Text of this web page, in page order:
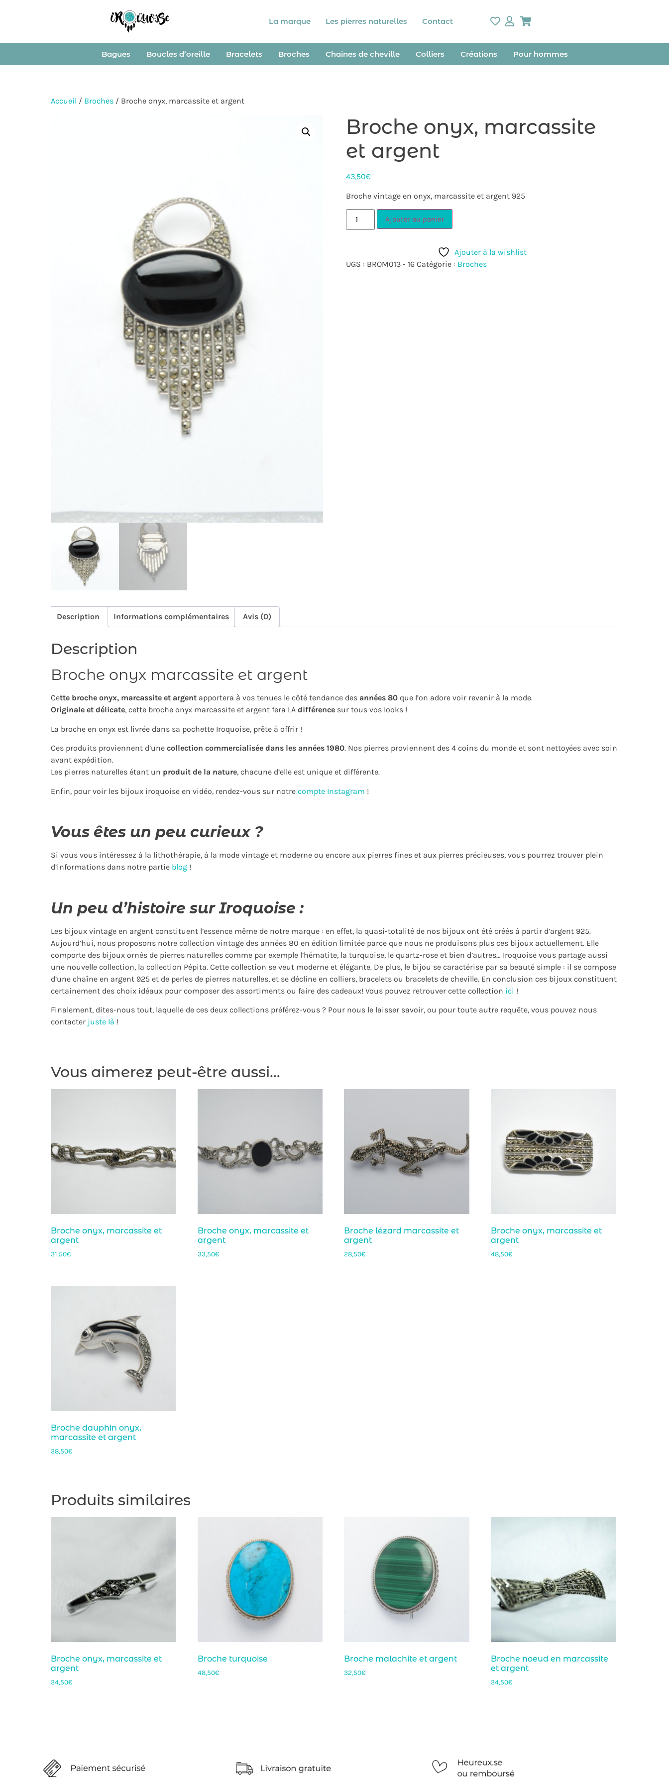
La marque Les pierres naturelles Contact
Bagues Boucles d’oreille Bracelets Broches Chaines de cheville Colliers Créations Pour hommes
Accueil / Broches / Broche onyx, marcassite et argent
Broche onyx, marcassite
et argent
43,50€
Broche vintage en onyx, marcassite et argent 925
Ajouter au panier
Ajouter à la wishlist
UGS : BROM013 - 16 Catégorie : Broches
Description Informations complémentaires Avis (0)
Description
Broche onyx marcassite et argent
Cette broche onyx, marcassite et argent apportera à vos tenues le côté tendance des années 80 que l’on adore voir revenir à la mode.
Originale et délicate, cette broche onyx marcassite et argent fera LA différence sur tous vos looks !
La broche en onyx est livrée dans sa pochette Iroquoise, prête à offrir !
Ces produits proviennent d’une collection commercialisée dans les années 1980. Nos pierres proviennent des 4 coins du monde et sont nettoyées avec soin
avant expédition.
Les pierres naturelles étant un produit de la nature, chacune d’elle est unique et différente.
Enfin, pour voir les bijoux iroquoise en vidéo, rendez-vous sur notre compte Instagram !
Vous êtes un peu curieux ?
Si vous vous intéressez à la lithothérapie, à la mode vintage et moderne ou encore aux pierres fines et aux pierres précieuses, vous pourrez trouver plein
d’informations dans notre partie blog !
Un peu d’histoire sur Iroquoise :
Les bijoux vintage en argent constituent l’essence même de notre marque : en effet, la quasi-totalité de nos bijoux ont été créés à partir d’argent 925.
Aujourd’hui, nous proposons notre collection vintage des années 80 en édition limitée parce que nous ne produisons plus ces bijoux actuellement. Elle
comporte des bijoux ornés de pierres naturelles comme par exemple l’hématite, la turquoise, le quartz-rose et bien d’autres… Iroquoise vous partage aussi
une nouvelle collection, la collection Pépita. Cette collection se veut moderne et élégante. De plus, le bijou se caractérise par sa beauté simple : il se compose
d’une chaîne en argent 925 et de perles de pierres naturelles, et se décline en colliers, bracelets ou bracelets de cheville. En conclusion ces bijoux constituent
certainement des choix idéaux pour composer des assortiments ou faire des cadeaux! Vous pouvez retrouver cette collection ici !
Finalement, dites-nous tout, laquelle de ces deux collections préférez-vous ? Pour nous le laisser savoir, ou pour toute autre requête, vous pouvez nous
contacter juste là !
Vous aimerez peut-être aussi…
Broche onyx, marcassite et
argent
31,50€
Broche onyx, marcassite et
argent
33,50€
Broche lézard marcassite et
argent
28,50€
Broche onyx, marcassite et
argent
48,50€
Broche dauphin onyx,
marcassite et argent
38,50€
Produits similaires
Broche onyx, marcassite et
argent
34,50€
Broche turquoise
48,50€
Broche malachite et argent
32,50€
Broche noeud en marcassite
et argent
34,50€